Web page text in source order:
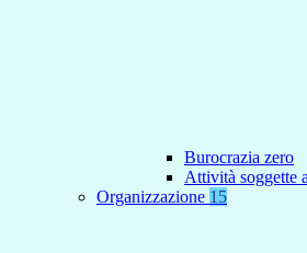
Burocrazia zero
Attività soggette
Organizzazione 15